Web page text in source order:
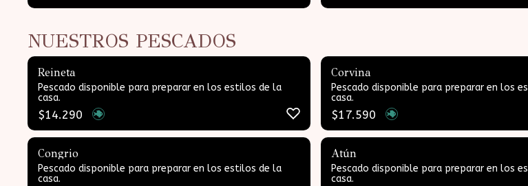
NUESTROS PESCADOS
Reineta
Pescado disponible para preparar en los estilos de la
casa.
$14.290
Corvina
Pescado disponible para preparar en los
casa.
$17.590
Congrio
Pescado disponible para preparar en los estilos de la
casa.
Atún
Pescado disponible para preparar en los
casa.